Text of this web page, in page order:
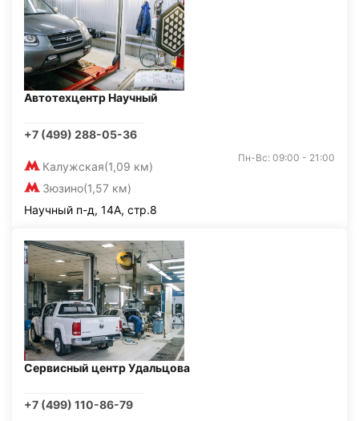
Автотехцентр Научный
+7 (499) 288-05-36
Калужская(1,09 км)
Зюзино(1,57 км)
Пн-Вс: 09:00 - 21:00
Научный п-д, 14А, стр.8
Сервисный центр Удальцова
+7 (499) 110-86-79